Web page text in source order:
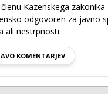
Kazenskega zakonika
odgovoren za javno
ali nestrpnosti.
KOMENTARJEV